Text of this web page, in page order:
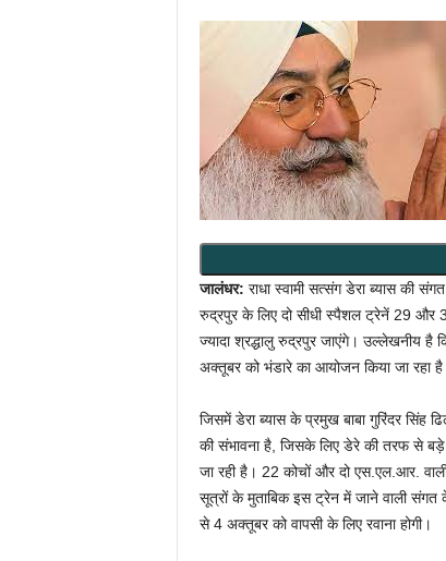
जालंधर: राधा स्वामी सत्संग डेरा ब्यास की
रुद्रपुर के लिए दो सीधी स्पैशल ट्रेनें 29 और
ज्यादा श्रद्धालु रुद्रपुर जाएंगे। उल्लेखनीय
अक्तूबर को भंडारे का आयोजन किया जा रहा
जिसमें डेरा ब्यास के प्रमुख बाबा गुरिंदर
की संभावना है, जिसके लिए डेरे की तरफ से बड़े
जा रही है। 22 कोचों और दो एस.एल.आर.
सूत्रों के मुताबिक इस ट्रेन में जाने वाली
से 4 अक्तूबर को वापसी के लिए रवाना होगी।